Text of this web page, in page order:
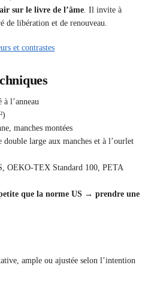
sur le livre de l’âme . Il invite à
de libération et de renouveau.
et contrastes
l’anneau
manches montées
large aux manches et à l’ourlet
OEKO-TEX Standard 100, PETA
que la norme US → prendre une
ample ou ajustée selon l’intention